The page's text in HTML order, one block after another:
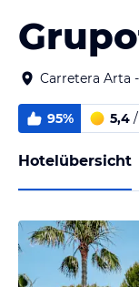
Carretera Arta
95% 5,4
Hotelübersicht